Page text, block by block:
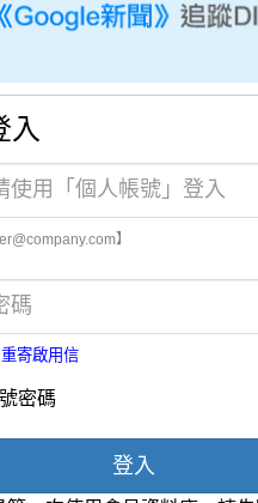
入
】
重寄啟用信
密碼
登入